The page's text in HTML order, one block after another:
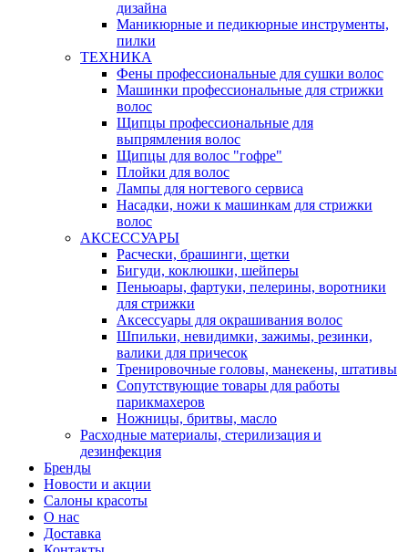
дизайна
Маникюрные и педикюрные инструменты,
пилки
ТЕХНИКА
Фены профессиональные для сушки волос
Машинки профессиональные для стрижки
волос
Щипцы профессиональные для
выпрямления волос
Щипцы для волос "гофре"
Плойки для волос
Лампы для ногтевого сервиса
Насадки, ножи к машинкам для стрижки
волос
АКСЕССУАРЫ
Расчески, брашинги, щетки
Бигуди, коклюшки, шейперы
Пеньюары, фартуки, пелерины, воротники
для стрижки
Аксессуары для окрашивания волос
Шпильки, невидимки, зажимы, резинки,
валики для причесок
Тренировочные головы, манекены, штативы
Сопутствующие товары для работы
парикмахеров
Ножницы, бритвы, масло
Расходные материалы, стерилизация и
дезинфекция
Бренды
Новости и акции
Салоны красоты
О нас
Доставка